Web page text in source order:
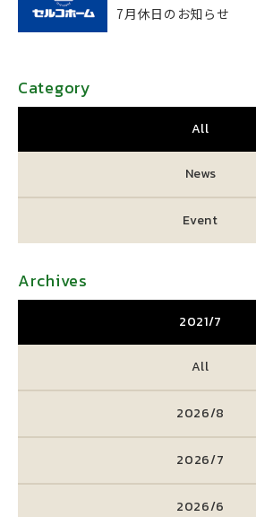
7月休日のお知らせ
Category
All
News
Event
Archives
2021/7
All
2026/8
2026/7
2026/6